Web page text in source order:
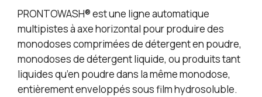
PRONTOWASH® est une ligne automatique
multipistes à axe horizontal pour produire des
monodoses comprimées de détergent en poudre,
monodoses de détergent liquide, ou produits tant
liquides qu’en poudre dans la même monodose,
entièrement enveloppés sous film hydrosoluble.